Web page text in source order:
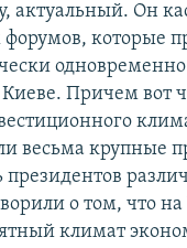
актуальный. Он
форумов, которые
Причем вот
весьма крупные
президентов
о том, что
климат